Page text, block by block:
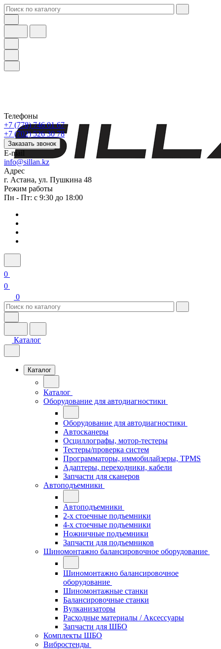
Телефоны
+7 (778) 746 01 67
+7 (702) 526 30 78
Заказать звонок
E-mail
info@sillan.kz
Адрес
г. Астана, ул. Пушкина 48
Режим работы
Пн - Пт: с 9:30 до 18:00
0
0
0
Каталог
Каталог
Каталог
Оборудование для автодиагностики
Оборудование для автодиагностики
Автосканеры
Осциллографы, мотор-тестеры
Тестеры/проверка систем
Программаторы, иммобилайзеры, TPMS
Адаптеры, переходники, кабели
Запчасти для сканеров
Автоподъемники
Автоподъемники
2-х стоечные подъемники
4-х стоечные подъемники
Ножничные подъемники
Запчасти для подъемников
Шиномонтажно балансировочное оборудование
Шиномонтажно балансировочное
оборудование
Шиномонтажные станки
Балансировочные станки
Вулканизаторы
Расходные материалы / Аксессуары
Запчасти для ШБО
Комплекты ШБО
Вибростенды